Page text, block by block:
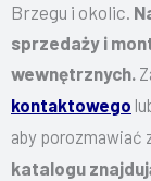
Brzegu i okolic.
sprzedaży i
wewnętrznych.
kontaktowego
aby porozmawiać
katalogu